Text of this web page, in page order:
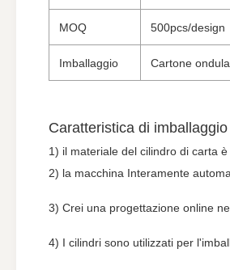
MOQ 500pcs/design
Imballaggio Cartone
Caratteristica di
1) il materiale del cilindro di carta
2) la macchina Interamente
3) Crei una progettazione online
4) I cilindri sono utilizzati per